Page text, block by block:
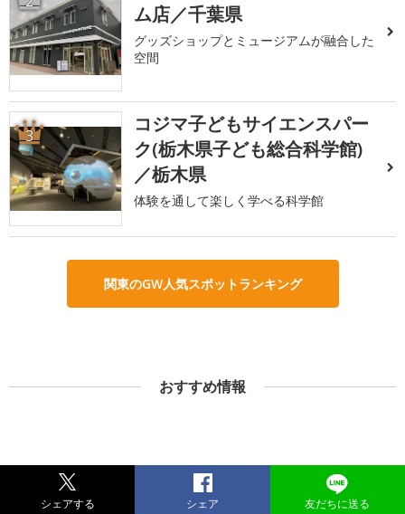
ム店／千葉県
グッズショップとミュージアムが融合した
空間
3
コジマ子どもサイエンスパー
ク(栃木県子ども総合科学館)
／栃木県
体験を通して楽しく学べる科学館
関東のGW人気スポットランキング
おすすめ情報
シェアする シェア 友だちに送る